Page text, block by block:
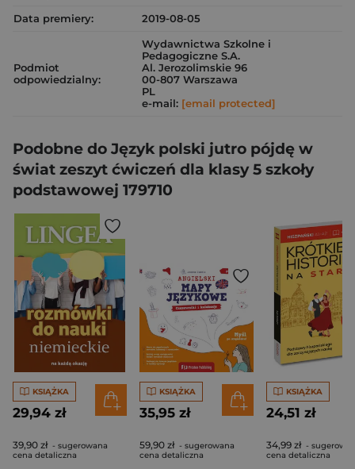
Data premiery:
2019-08-05
Podmiot
odpowiedzialny:
Wydawnictwa Szkolne i
Pedagogiczne S.A.
Al. Jerozolimskie 96
00-807 Warszawa
PL
e-mail: [email protected]
Podobne do Język polski jutro pójdę w
świat zeszyt ćwiczeń dla klasy 5 szkoły
podstawowej 179710
KSIĄŻKA
29,94 zł
39,90 zł - sugerowana
cena detaliczna
KSIĄŻKA
35,95 zł
59,90 zł - sugerowana
cena detaliczna
KSIĄŻKA
24,51 zł
34,99 zł -
cena detaliczna